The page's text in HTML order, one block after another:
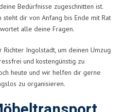
Bedürfnisse zugeschnitten ist.
dir von Anfang bis Ende mit Rat
alle deine Fragen.
Ingolstadt, um deinen Umzug
und kostengünstig zu
heute und wir helfen dir gerne
zu organisieren.